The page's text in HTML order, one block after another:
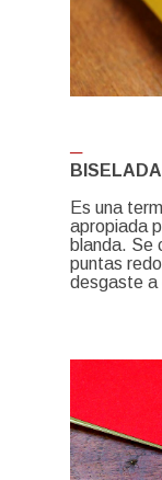
─
Es una
apropiada
blanda. Se
puntas
desgaste a